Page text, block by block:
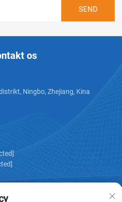
os
Ningbo, Zhejiang, Kina